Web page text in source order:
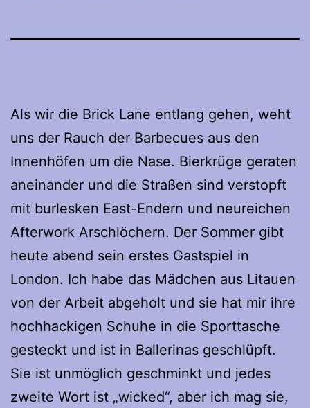
Als wir die Brick Lane entlang gehen, weht
uns der Rauch der Barbecues aus den
Innenhöfen um die Nase. Bierkrüge geraten
aneinander und die Straßen sind verstopft
mit burlesken East-Endern und neureichen
Afterwork Arschlöchern. Der Sommer gibt
heute abend sein erstes Gastspiel in
London. Ich habe das Mädchen aus Litauen
von der Arbeit abgeholt und sie hat mir ihre
hochhackigen Schuhe in die Sporttasche
gesteckt und ist in Ballerinas geschlüpft.
Sie ist unmöglich geschminkt und jedes
zweite Wort ist „wicked“, aber ich mag sie,